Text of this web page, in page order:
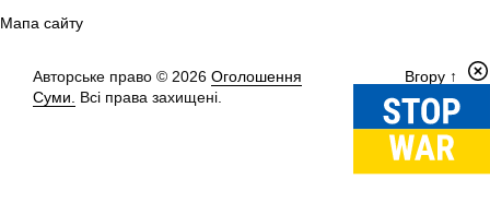
Мапа сайту
Авторське право © 2026 Оголошення
Суми.
Всі права захищені.
Вгору ↑